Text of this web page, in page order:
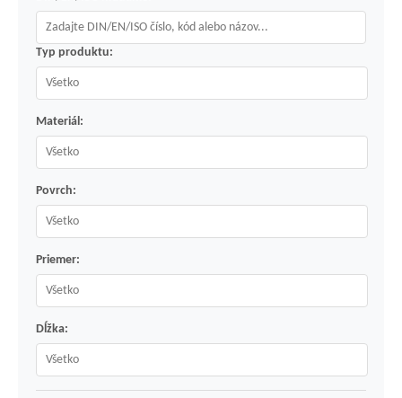
Typ produktu:
Materiál:
Povrch:
Priemer:
Dĺžka: